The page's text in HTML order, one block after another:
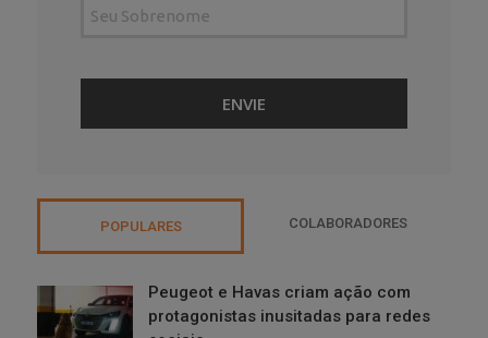
POPULARES COLABORADORES
Peugeot e Havas criam ação com
protagonistas inusitadas para redes